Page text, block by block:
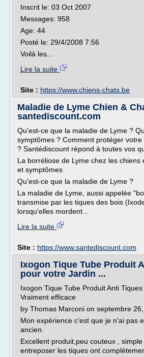
Inscrit le: 03 Oct 2007
Messages: 958
Age: 44
Posté le: 29/4/2008 7:56
Voilà les...
Lire la suite
Site : https://www.chiens-chats.be
Maladie de Lyme Chien &
santediscount.com
Qu'est-ce que la maladie de Lyme ?
symptômes ? Comment protéger
? Santédiscount répond à toutes vos
La borréliose de Lyme chez les chiens
et symptômes
Qu'est-ce que la maladie de Lyme ?
La maladie de Lyme, aussi appelée
transmise par les tiques des bois
lorsqu'elles mordent...
Lire la suite
Site : https://www.santediscount.com
Ixogon Tique Tube Produit
pour votre Jardin ...
Ixogon Tique Tube Produit Anti
Vraiment efficace
by Thomas Marconi on septembre
Mon expérience c'est que je n'ai pas
ancien.
Excellent produit,peu couteux ,
entreposer les tiques ont